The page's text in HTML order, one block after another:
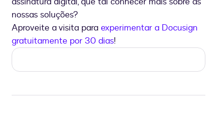
nossas soluções?
Aproveite a visita para experimentar a Docusign
gratuitamente por 30 dias!